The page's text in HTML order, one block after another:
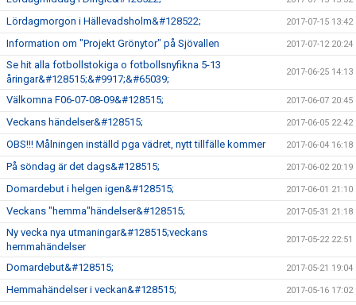
Lördagmorgon i Hällevadsholm&#128522; 2017-07-15 13:42
Information om "Projekt Grönytor" på Sjövallen 2017-07-12 20:24
Se hit alla fotbollstokiga o fotbollsnyfikna 5-13
åringar&#128515;&#9917;&#65039;
2017-06-25 14:13
Välkomna F06-07-08-09&#128515; 2017-06-07 20:45
Veckans händelser&#128515; 2017-06-05 22:42
OBS!!! Målningen inställd pga vädret, nytt tillfälle kommer 2017-06-04 16:18
På söndag är det dags&#128515; 2017-06-02 20:19
Domardebut i helgen igen&#128515; 2017-06-01 21:10
Veckans "hemma"händelser&#128515; 2017-05-31 21:18
Ny vecka nya utmaningar&#128515;veckans
hemmahändelser
2017-05-22 22:51
Domardebut&#128515; 2017-05-21 19:04
Hemmahändelser i veckan&#128515; 2017-05-16 17:02